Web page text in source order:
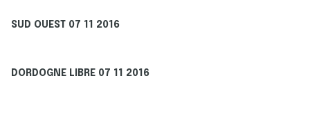
SUD OUEST 07 11 2016
DORDOGNE LIBRE 07 11 2016